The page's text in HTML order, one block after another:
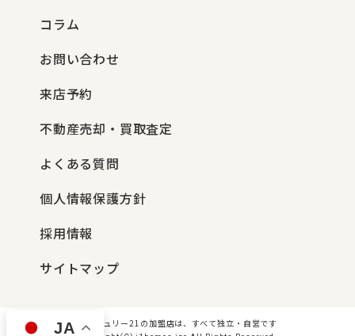
コラム
お問い合わせ
来店予約
不動産売却・買取査定
よくある質問
個人情報保護方針
採用情報
サイトマップ
センチュリー21の加盟店は、すべて独立・自営です
JA